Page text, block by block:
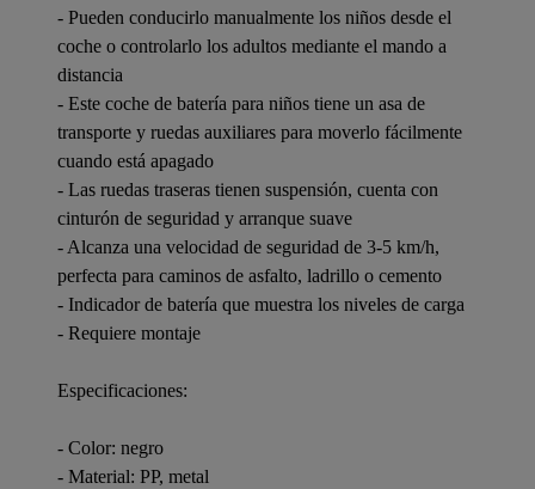
- Pueden conducirlo manualmente los niños desde el
coche o controlarlo los adultos mediante el mando a
distancia
- Este coche de batería para niños tiene un asa de
transporte y ruedas auxiliares para moverlo fácilmente
cuando está apagado
- Las ruedas traseras tienen suspensión, cuenta con
cinturón de seguridad y arranque suave
- Alcanza una velocidad de seguridad de 3-5 km/h,
perfecta para caminos de asfalto, ladrillo o cemento
- Indicador de batería que muestra los niveles de carga
- Requiere montaje
Especificaciones:
- Color: negro
- Material: PP, metal